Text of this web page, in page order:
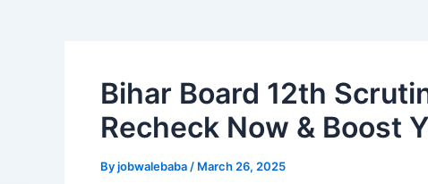
Bihar Board 12th
Recheck Now & Boost
Byjobwalebaba / March 26, 2025